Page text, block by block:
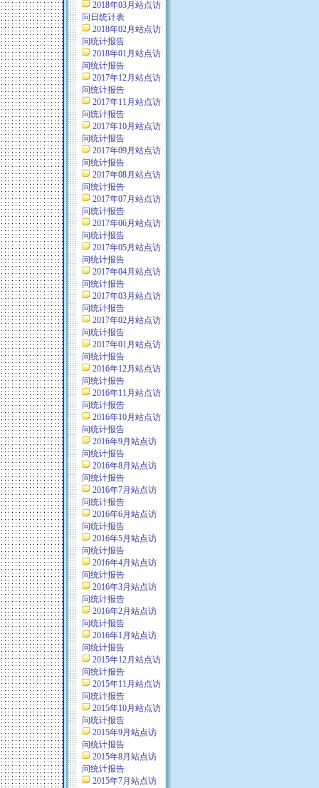
2018年03月站点访
问日统计表
2018年02月站点访
问统计报告
2018年01月站点访
问统计报告
2017年12月站点访
问统计报告
2017年11月站点访
问统计报告
2017年10月站点访
问统计报告
2017年09月站点访
问统计报告
2017年08月站点访
问统计报告
2017年07月站点访
问统计报告
2017年06月站点访
问统计报告
2017年05月站点访
问统计报告
2017年04月站点访
问统计报告
2017年03月站点访
问统计报告
2017年02月站点访
问统计报告
2017年01月站点访
问统计报告
2016年12月站点访
问统计报告
2016年11月站点访
问统计报告
2016年10月站点访
问统计报告
2016年9月站点访
问统计报告
2016年8月站点访
问统计报告
2016年7月站点访
问统计报告
2016年6月站点访
问统计报告
2016年5月站点访
问统计报告
2016年4月站点访
问统计报告
2016年3月站点访
问统计报告
2016年2月站点访
问统计报告
2016年1月站点访
问统计报告
2015年12月站点访
问统计报告
2015年11月站点访
问统计报告
2015年10月站点访
问统计报告
2015年9月站点访
问统计报告
2015年8月站点访
问统计报告
2015年7月站点访